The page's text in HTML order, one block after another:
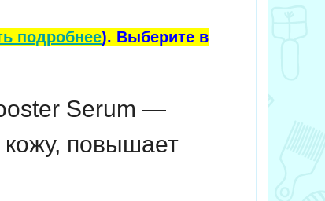
подробнее). Выберите в
Serum —
кожу, повышает